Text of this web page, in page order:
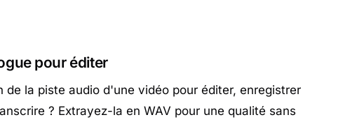
pour éditer
de la piste audio d'une vidéo pour éditer, enregistrer
? Extrayez-la en WAV pour une qualité sans